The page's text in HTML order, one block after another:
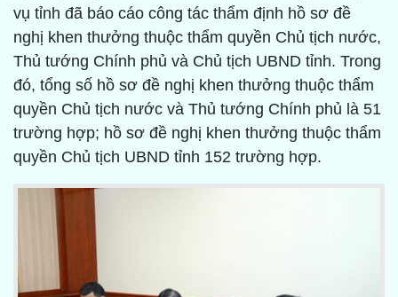
vụ tỉnh đã báo cáo công tác thẩm định hồ sơ đề
nghị khen thưởng thuộc thẩm quyền Chủ tịch nước,
Thủ tướng Chính phủ và Chủ tịch UBND tỉnh. Trong
đó, tổng số hồ sơ đề nghị khen thưởng thuộc thẩm
quyền Chủ tịch nước và Thủ tướng Chính phủ là 51
trường hợp; hồ sơ đề nghị khen thưởng thuộc thẩm
quyền Chủ tịch UBND tỉnh 152 trường hợp.